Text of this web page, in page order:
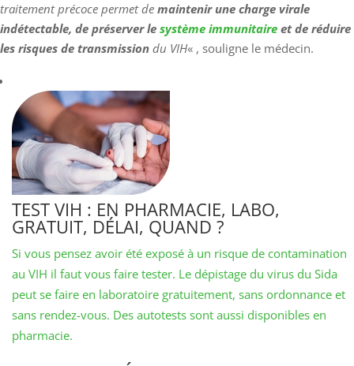
traitement précoce permet de maintenir une charge virale
indétectable, de préserver le système immunitaire et de réduire
les risques de transmission du VIH« , souligne le médecin.
TEST VIH : EN PHARMACIE, LABO,
GRATUIT, DÉLAI, QUAND ?
Si vous pensez avoir été exposé à un risque de contamination
au VIH il faut vous faire tester. Le dépistage du virus du Sida
peut se faire en laboratoire gratuitement, sans ordonnance et
sans rendez-vous. Des autotests sont aussi disponibles en
pharmacie.